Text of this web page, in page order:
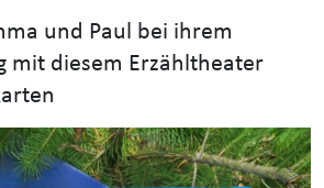
und Paul bei ihrem
mit diesem Erzähltheater